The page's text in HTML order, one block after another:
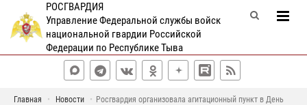
РОСГВАРДИЯ
Управление Федеральной службы войск
национальной гвардии Российской
Федерации по Республике Тыва
Главная Новости
Росгвардия организовала агитационный пункт в День